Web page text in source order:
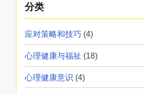
分类
应对策略和技巧 (4)
心理健康与福祉 (18)
心理健康意识 (4)